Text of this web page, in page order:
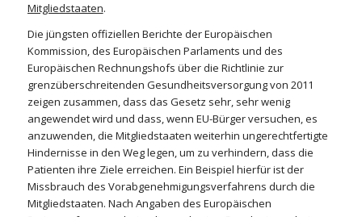
Mitgliedstaaten.
Die jüngsten offiziellen Berichte der Europäischen
Kommission, des Europäischen Parlaments und des
Europäischen Rechnungshofs über die Richtlinie zur
grenzüberschreitenden Gesundheitsversorgung von 2011
zeigen zusammen, dass das Gesetz sehr, sehr wenig
angewendet wird und dass, wenn EU-Bürger versuchen, es
anzuwenden, die Mitgliedstaaten weiterhin ungerechtfertigte
Hindernisse in den Weg legen, um zu verhindern, dass die
Patienten ihre Ziele erreichen. Ein Beispiel hierfür ist der
Missbrauch des Vorabgenehmigungsverfahrens durch die
Mitgliedstaaten. Nach Angaben des Europäischen